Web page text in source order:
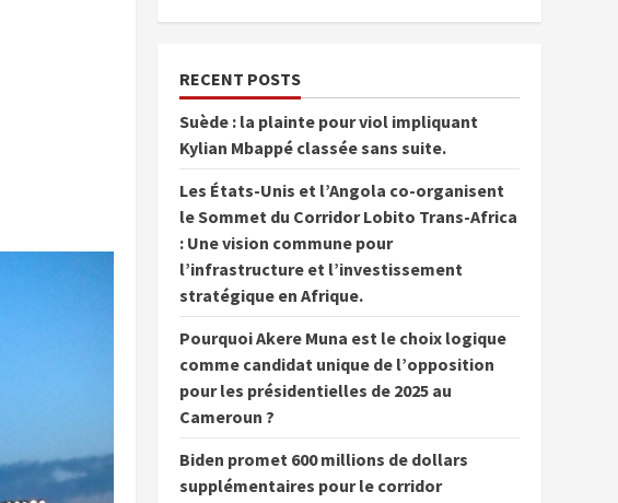
RECENT POSTS
Suède : la plainte pour viol impliquant
Kylian Mbappé classée sans suite.
Les États-Unis et l’Angola co-organisent
le Sommet du Corridor Lobito Trans-Africa
: Une vision commune pour
l’infrastructure et l’investissement
stratégique en Afrique.
Pourquoi Akere Muna est le choix logique
comme candidat unique de l’opposition
pour les présidentielles de 2025 au
Cameroun ?
Biden promet 600 millions de dollars
supplémentaires pour le corridor